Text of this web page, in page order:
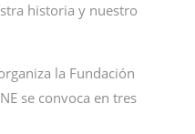
historia y nuestro
la Fundación
se convoca en tres